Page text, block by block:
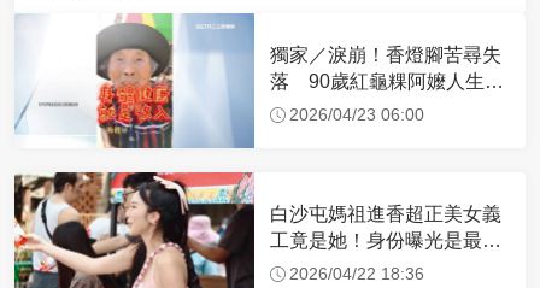
獨家／淚崩！香燈腳苦尋失
落 90歲紅龜粿阿嬤人生謝
幕2026/04/23 06:00
白沙屯媽祖進香超正美女義
工竟是她！身份曝光是最美
禮生 一輩子不結婚
2026/04/22 18:36